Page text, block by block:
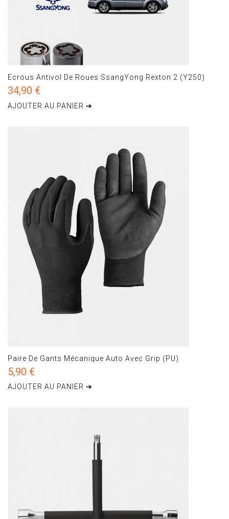
Ecrous Antivol De Roues SsangYong Rexton 2 (Y250)
34,90 €
AJOUTER AU PANIER ➔
Paire De Gants Mécanique Auto Avec Grip (PU)
5,90 €
AJOUTER AU PANIER ➔